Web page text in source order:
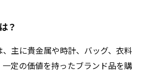
？
主に貴金属や時計、バッグ、衣料
定の価値を持ったブランド品を購